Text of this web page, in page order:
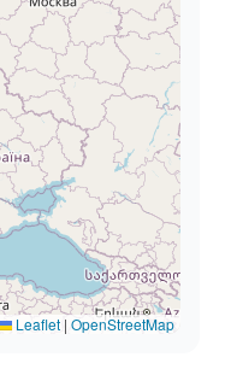
Leaflet | OpenStreetMap